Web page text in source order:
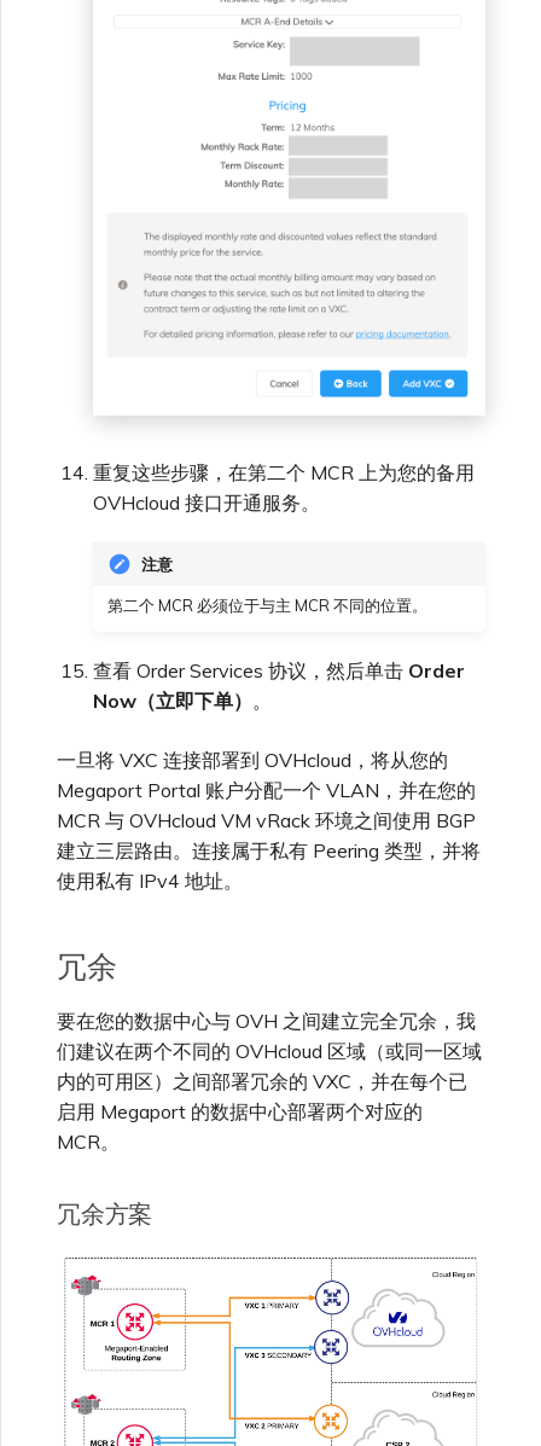
重复这些步骤，在第二个 MCR 上为您的备用
OVHcloud 接口开通服务。
注意
第二个 MCR 必须位于与主 MCR 不同的位置。
查看 Order Services 协议，然后单击 Order
Now（立即下单） 。
一旦将 VXC 连接部署到 OVHcloud，将从您的
Megaport Portal 账户分配一个 VLAN，并在您的
MCR 与 OVHcloud VM vRack 环境之间使用 BGP
建立三层路由。连接属于私有 Peering 类型，并将
使用私有 IPv4 地址。
冗余
要在您的数据中心与 OVH 之间建立完全冗余，我
们建议在两个不同的 OVHcloud 区域（或同一区域
内的可用区）之间部署冗余的 VXC，并在每个已
启用 Megaport 的数据中心部署两个对应的
MCR。
冗余方案